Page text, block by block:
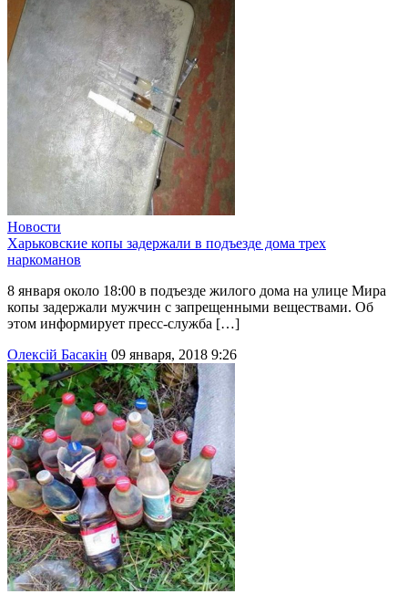
Новости
Харьковские копы задержали в подъезде дома трех
наркоманов
8 января около 18:00 в подъезде жилого дома на улице Мира
копы задержали мужчин с запрещенными веществами. Об
этом информирует пресс-служба […]
Олексій Басакін 09 января, 2018 9:26